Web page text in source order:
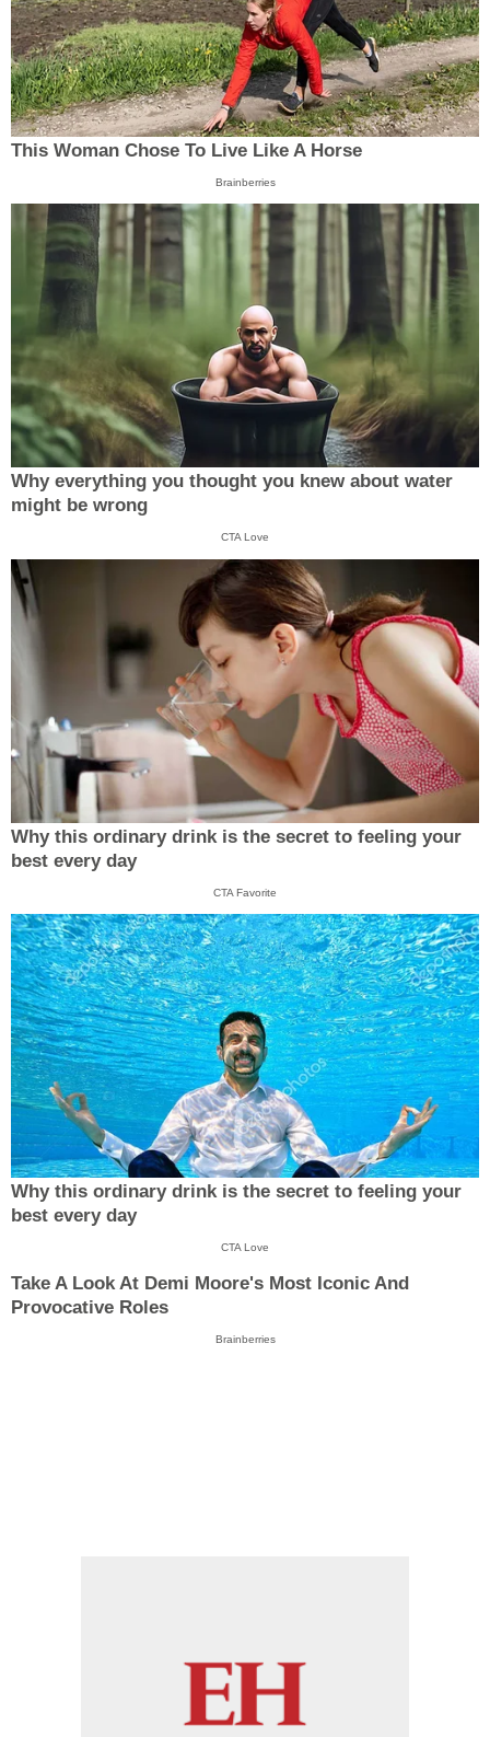
This Woman Chose To Live Like A Horse
Brainberries
Why everything you thought you knew about water
might be wrong
CTA Love
Why this ordinary drink is the secret to feeling your
best every day
CTA Favorite
Why this ordinary drink is the secret to feeling your
best every day
CTA Love
Take A Look At Demi Moore's Most Iconic And
Provocative Roles
Brainberries